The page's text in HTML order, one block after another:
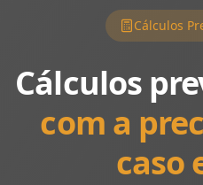
Cálculos
Cálculos
com a
caso